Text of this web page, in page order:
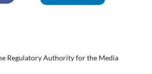
Regulatory Authority for the Media